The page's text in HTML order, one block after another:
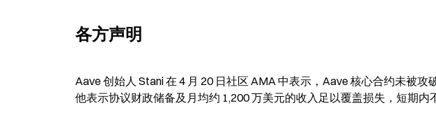
各方声明
Aave 创始人 Stani 在 4 月 20 日社区 AMA 中表示，Aave 核心合约未被
他表示协议财政储备及月均约 1,200 万美元的收入足以覆盖损失，短期内